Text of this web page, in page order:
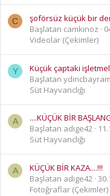
C
şoförsüz küçük bir
Başlatan camkinoz
Videolar (Çekimler)
Y
Küçük çaptaki
Başlatan ydincbayram
Süt Hayvanclığı
A
....KÜÇÜK BİR
Başlatan adıge42
Süt Hayvanclığı
A
KÜÇÜK BİR KAZA....!!!
Başlatan adıge42
Fotoğraflar (Çekimler)